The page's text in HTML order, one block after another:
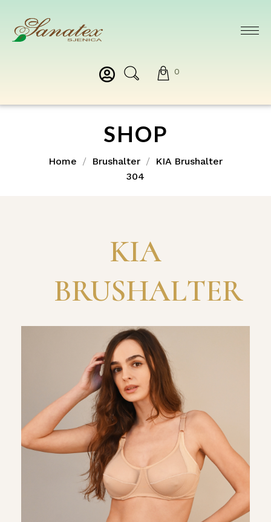
0
SHOP
Home Brushalter
KIA Brushalter
304
KIA
BRUSHALTER